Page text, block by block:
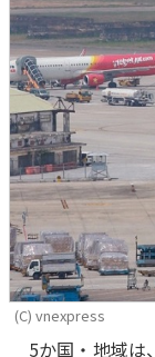
(C) vnexpress
5か国・地域